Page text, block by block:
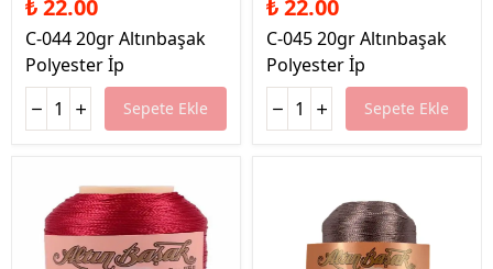
₺ 22.00
C-044 20gr Altınbaşak
Polyester İp
Sepete Ekle
₺ 22.00
C-045 20gr Altınbaşak
Polyester İp
Sepete Ekle